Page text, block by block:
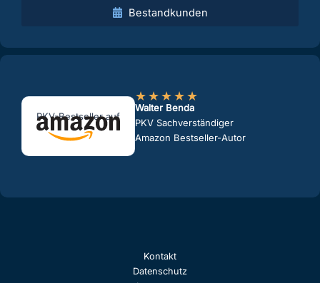
Bestandkunden
PKV-Bestseller auf
★★★★★
Walter Benda
PKV Sachverständiger
Amazon Bestseller-Autor
Kontakt
Datenschutz